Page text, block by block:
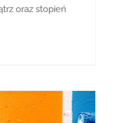
oraz stopień